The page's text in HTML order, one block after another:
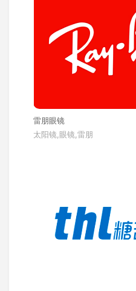
雷朋眼镜
太阳镜,眼镜,雷朋